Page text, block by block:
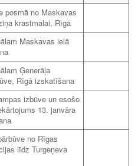
posmā no Maskavas
krastmalai, Rīgā
Maskavas ielā
Ģenerāļa
Rīgā izskatīšana
izbūve un esošo
13. janvāra
no Rīgas
līdz Turgeņeva